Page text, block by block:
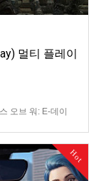
멀티 플레이
오브 워: E-데이
Hot